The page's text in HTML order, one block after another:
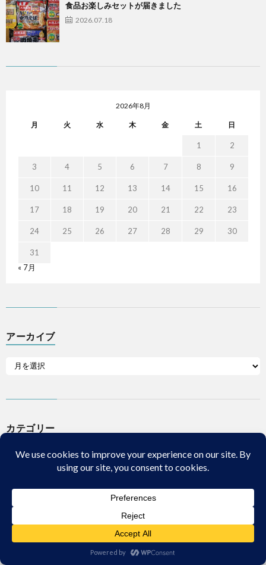
食品お楽しみセットが届きました
2026.07.18
2026年8月
月 火 水 木 金 土 日
1 2
3 4 5 6 7 8 9
10 11 12 13 14 15 16
17 18 19 20 21 22 23
24 25 26 27 28 29 30
31
« 7月
アーカイブ
カテゴリー
広告:おすすめ書籍
年9月号 【電子書籍】[ コンプエ